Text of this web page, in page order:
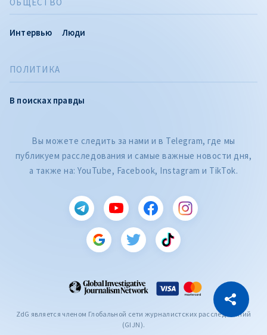
Скопировать ссылку
ПОЛИТИКА
В поисках правды
Интервью Люди
Вы можете следить за нами и в Telegram, где мы
публикуем расследования и самые важные новости дня,
а также на: YouTube, Facebook, Instagram и TikTok.
ZdG является членом Глобальной сети журналистских расследований
(GIJN).
CITEȘTE